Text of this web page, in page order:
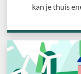
kan je thuis